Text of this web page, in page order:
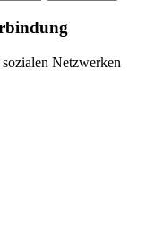
Netzwerken